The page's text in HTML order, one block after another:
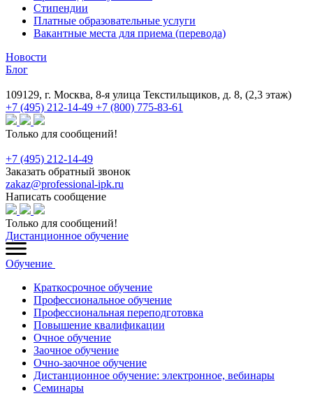
Стипендии
Платные образовательные услуги
Вакантные места для приема (перевода)
Новости
Блог
109129, г. Москва, 8-я улица Текстильщиков, д. 8, (2,3 этаж)
+7 (495) 212-14-49 +7 (800) 775-83-61
Только для сообщений!
+7 (495) 212-14-49
Заказать обратный звонок
zakaz@professional-ipk.ru
Написать сообщение
Только для сообщений!
Дистанционное обучение
Обучение
Краткосрочное обучение
Профессиональное обучение
Профессиональная переподготовка
Повышение квалификации
Очное обучение
Заочное обучение
Очно-заочное обучение
Дистанционное обучение: электронное, вебинары
Семинары